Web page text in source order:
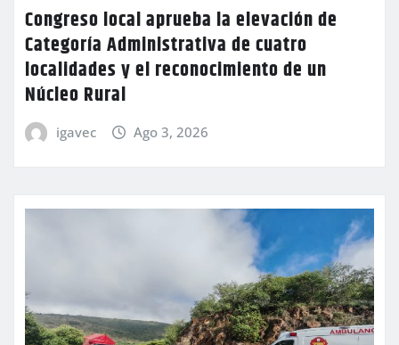
Congreso local aprueba la elevación de
Categoría Administrativa de cuatro
localidades y el reconocimiento de un
Núcleo Rural
igavec Ago 3, 2026